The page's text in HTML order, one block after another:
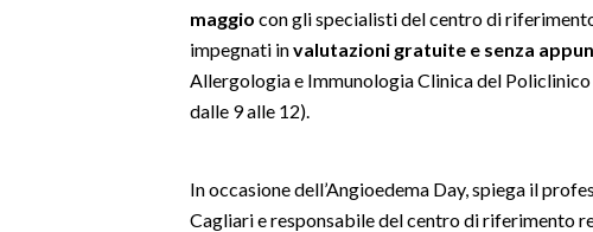
maggio con gli specialisti del centro di
impegnati invalutazioni gratuite e senza
Allergologia e Immunologia Clinica del
dalle 9 alle 12).
In occasione dell’Angioedema Day, spiega il
Cagliari e responsabile del centro di riferimento